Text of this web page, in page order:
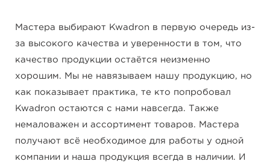
Мастера выбирают Kwadron в первую очередь из-
за высокого качества и уверенности в том, что
качество продукции остаётся неизменно
хорошим. Мы не навязываем нашу продукцию, но
как показывает практика, те кто попробовал
Kwadron остаются с нами навсегда. Также
немаловажен и ассортимент товаров. Мастера
получают всё необходимое для работы у одной
компании и наша продукция всегда в наличии. И